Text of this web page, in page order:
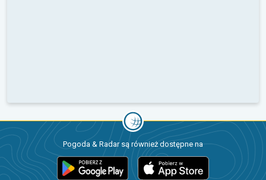
Pogoda & Radar są również dostępne na